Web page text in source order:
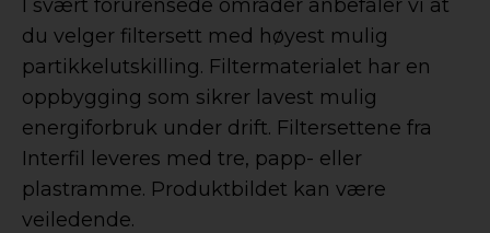
I svært forurensede områder anbefaler vi at
du velger filtersett med høyest mulig
partikkelutskilling. Filtermaterialet har en
oppbygging som sikrer lavest mulig
energiforbruk under drift. Filtersettene fra
Interfil leveres med tre, papp- eller
plastramme. Produktbildet kan være
veiledende.